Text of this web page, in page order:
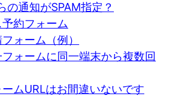
の通知がSPAM指定？
約フォーム
ォーム（例）
ォームに同一端末から複数回
ムURLはお間違いないです